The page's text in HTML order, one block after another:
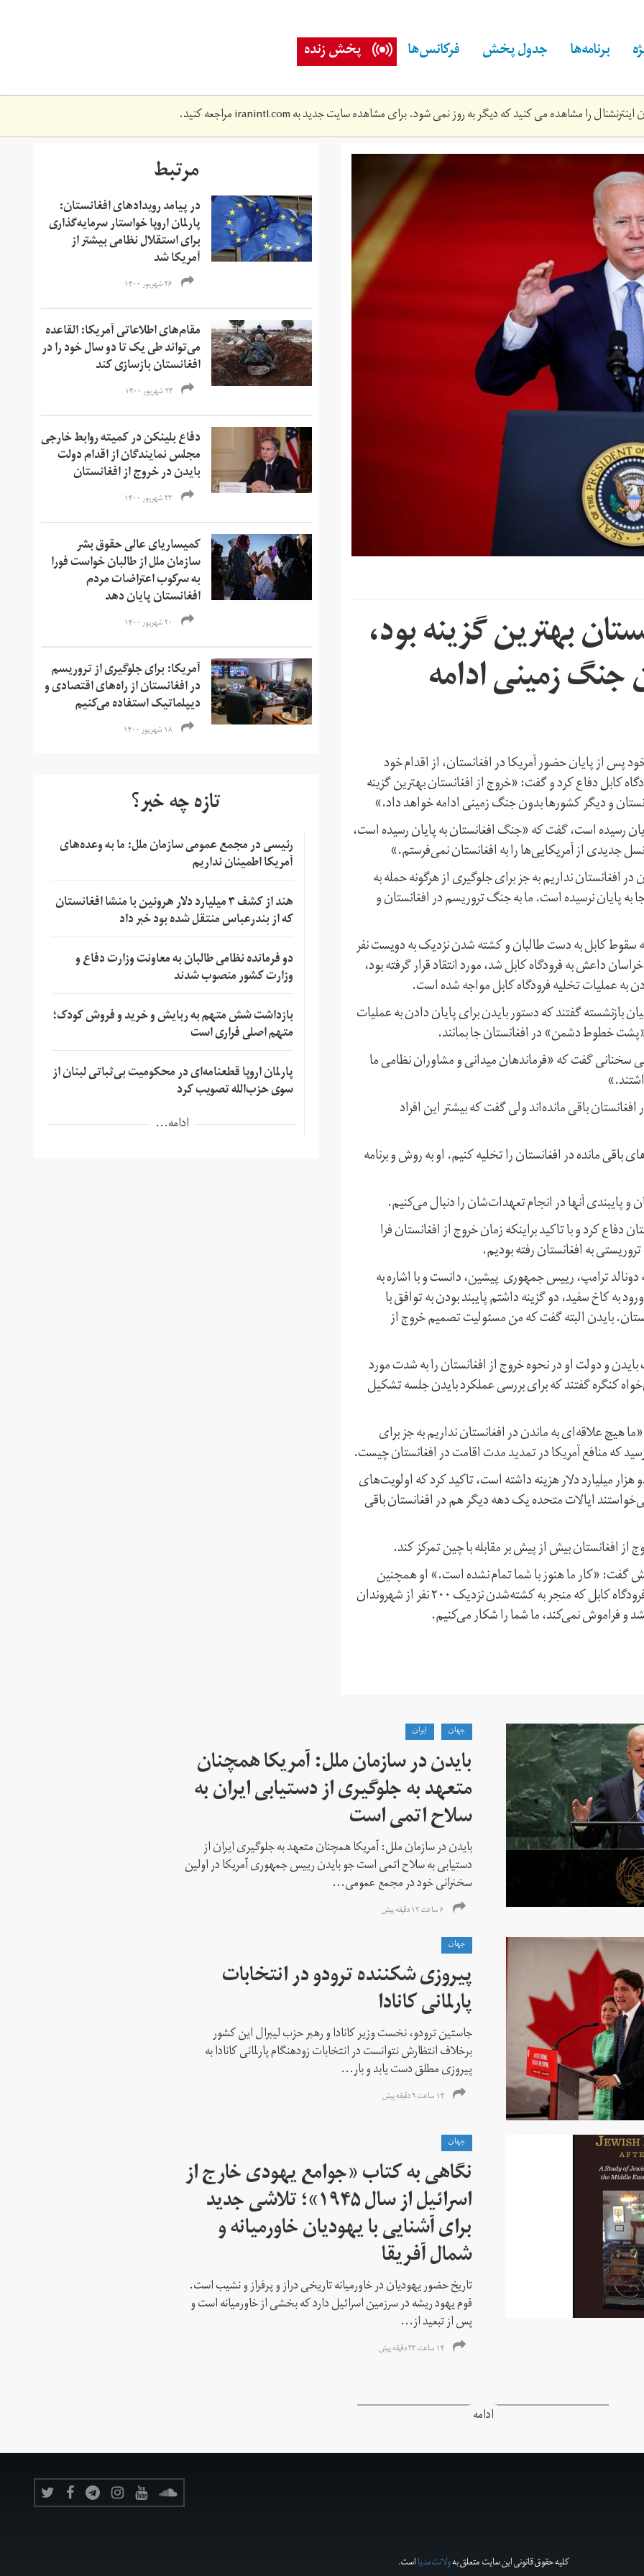
برنامه‌ها جدول پخش فرکانس‌ها پخش زنده
را مشاهده می کنید که دیگر به روز نمی شود. برای مشاهده سایت جدید بهiranintl.comمراجعه کنید.
بهترین گزینه بود،
جنگ زمینی ادامه
از پایان حضور آمریکا در افغانستان، از اقدام خود
کابل دفاع کرد و گفت: «خروج از افغانستان بهترین گزینه
و دیگر کشورها بدون جنگ زمینی ادامه خواهد داد.»
رسیده است، گفت که «جنگ افغانستان به پایان رسیده است،
جدیدی از آمریکایی‌ها را به افغانستان نمی‌فرستم.»
افغانستان نداریم به جز برای جلوگیری از هرگونه حمله به
به پایان نرسیده است. ما به جنگ تروریسم در افغانستان و
به سقوط کابل به دست طالبان و کشته شدن نزدیک به دویست نفر
داعش به فرودگاه کابل شد، مورد انتقاد قرار گرفته بود،
به عملیات تخلیه فرودگاه کابل مواجه شده است.
گفتند که دستور بایدن برای پایان دادن به عملیات
خطوط دشمن» در افغانستان جا بمانند.
سخنانی گفت که «فرماندهان میدانی و مشاوران نظامی ما
تا ۲۰۰ شهروند آمریکایی در افغانستان باقی مانده‌اند ولی گفت که بیشتر این افراد
مانده در افغانستان را تخلیه کنیم. او به روش و برنامه
پایبندی آنها در انجام تعهدات‌شان را دنبال می‌کنیم.
کرد و با تاکید براینکه زمان خروج از افغانستان فرا
به افغانستان رفته بودیم.
ترامپ، رییس جمهوری پیشین، دانست و با اشاره به
به کاخ سفید، دو گزینه داشتم پایبند بودن به توافق با
بایدن البته گفت که من مسئولیت تصمیم خروج از
و دولت او در نحوه خروج از افغانستان را به شدت مورد
کنگره گفتند که برای بررسی عملکرد بایدن جلسه تشکیل
هیچ علاقه‌ای به ماندن در افغانستان نداریم به جز برای
که منافع آمریکا در تمدید مدت اقامت در افغانستان چیست.
میلیارد دلار هزینه داشته است، تاکید کرد که اولویت‌های
ایالات متحده یک دهه دیگر هم در افغانستان باقی
از افغانستان بیش از پیش بر مقابله با چین تمرکز کند.
«کار ما هنوز با شما تمام نشده است.» او همچنین
خطاب به شاخه خراسان داعش که مسئولیت حمله انتحاری به فرودگاه کابل که منجر به کشته‌شدن نزدیک ۲۰۰ نفر از شهروندان
مرتبط
در پیامد رویدادهای افغانستان:
پارلمان اروپا خواستار سرمایه‌گذاری
برای استقلال نظامی بیشتر از
آمریکا شد
۲۶ شهریور ۱۴۰۰
مقام‌های اطلاعاتی آمریکا: القاعده
می‌تواند طی یک تا دو سال خود را در
افغانستان بازسازی کند
۲۴ شهریور ۱۴۰۰
دفاع بلینکن در کمیته روابط خارجی
مجلس نمایندگان از اقدام دولت
بایدن در خروج از افغانستان
۲۳ شهریور ۱۴۰۰
کمیساریای عالی حقوق بشر
سازمان ملل از طالبان خواست فورا
به سرکوب اعتراضات مردم
افغانستان پایان دهد
۲۰ شهریور ۱۴۰۰
آمریکا: برای جلوگیری از تروریسم
در افغانستان از راه‌های اقتصادی و
دیپلماتیک استفاده می‌کنیم
۱۸ شهریور ۱۴۰۰
تازه چه خبر؟
رئیسی در مجمع عمومی سازمان ملل: ما به وعده‌های
آمریکا اطمینان نداریم
هند از کشف ۳ میلیارد دلار هروئین با منشا افغانستان
که از بندرعباس منتقل شده بود خبر داد
دو فرمانده نظامی طالبان به معاونت وزارت دفاع و
وزارت کشور منصوب شدند
بازداشت شش متهم به ربایش و خرید و فروش کودک؛
متهم اصلی فراری است
پارلمان اروپا قطعنامه‌ای در محکومیت بی‌ثباتی لبنان از
سوی حزب‌الله تصویب کرد
ادامه...
جهان ايران
بایدن در سازمان ملل: آمریکا همچنان
متعهد به جلوگیری از دستیابی ایران به
سلاح اتمی است
بایدن در سازمان ملل: آمریکا همچنان متعهد به جلوگیری ایران از
دستیابی به سلاح اتمی است جو بایدن رییس جمهوری آمریکا در اولین
سخنرانی خود در مجمع عمومی...
۶ ساعت ۱۳ دقیقه پیش
جهان
پیروزی شکننده ترودو در انتخابات
پارلمانی کانادا
جاستین ترودو، نخست وزیر کانادا و رهبر حزب لیبرال این کشور
برخلاف انتظارش نتوانست در انتخابات زود‌هنگام پارلمانی کانادا به
پیروزی مطلق دست یابد و بار...
۱۴ ساعت ۹ دقیقه پیش
جهان
نگاهی به کتاب «جوامع یهودی خارج از
اسرائیل از سال ۱۹۴۵»؛ تلاشی جدید
برای آشنایی با یهودیان خاورمیانه و
شمال آفریقا
تاریخ حضور یهودیان در خاورمیانه تاریخی دراز و پرفراز و نشیب است.
قوم یهود ریشه در سرزمین اسرائیل دارد که بخشی از خاورمیانه است و
پس از تبعید از...
۱۴ ساعت ۲۳ دقیقه پیش
ادامه
کلیه حقوق قانونی این سایت متعلق بهولانت‌مدیااست.